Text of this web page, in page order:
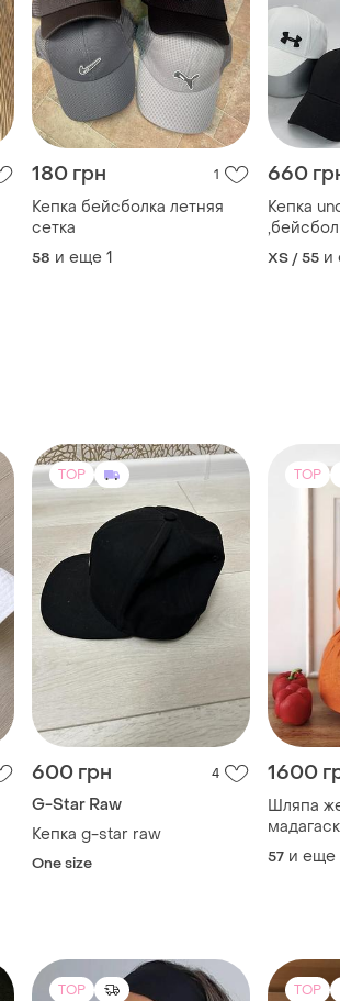
180 грн 1
Кепка бейсболка летняя
сетка
58 и еще 1
660
Кепка
XS / 55 и
TOP
600 грн 4
G-Star Raw
Кепка g-star raw
One size
TOP
1600
Шляпа
57 и еще
TOP TOP